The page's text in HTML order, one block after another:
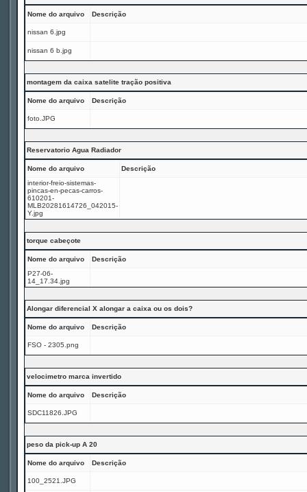
Nome do arquivo Descrição
nissan 6.jpg
nissan 6 b.jpg
montagem da caixa satelite tração positiva
Nome do arquivo Descrição
foto.JPG
Reservatorio Agua Radiador
Nome do arquivo
Descrição
interior-freio-sistemas-
pincas-en-pecas-carros-
610201-
MLB20281614726_042015-
Y.jpg
torque cabeçote
Nome do arquivo
Descrição
P27-06-
14_17.34.jpg
Alongar diferencial X alongar a caixa ou os dois?
Nome do arquivo Descrição
FSO - 2305.png
velocimetro marca invertido
Nome do arquivo Descrição
SDC11826.JPG
peso da pick-up A 20
Nome do arquivo Descrição
100_2521.JPG